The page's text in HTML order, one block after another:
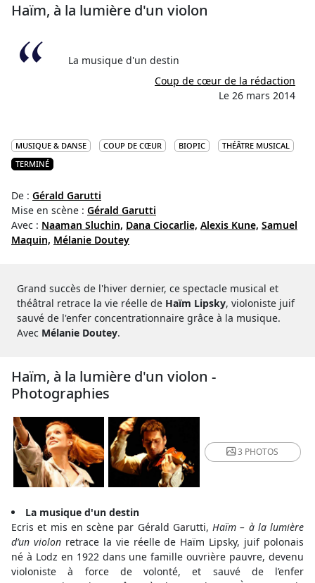
Haïm, à la lumière d'un violon
La musique d'un destin
Coup de cœur de la rédaction
Le 26 mars 2014
MUSIQUE & DANSE COUP DE CŒUR BIOPIC
THÉÂTRE MUSICAL
TERMINÉ
De : Gérald Garutti
Mise en scène : Gérald Garutti
Avec : Naaman Sluchin, Dana Ciocarlie, Alexis Kune, Samuel
Maquin, Mélanie Doutey
Grand succès de l'hiver dernier, ce spectacle musical et
théâtral retrace la vie réelle de Haïm Lipsky, violoniste juif
sauvé de l'enfer concentrationnaire grâce à la musique.
Avec Mélanie Doutey.
Haïm, à la lumière d'un violon -
Photographies
3 PHOTOS
La musique d'un destin
Ecris et mis en scène par Gérald Garutti, Haïm – à la lumière
d’un violonretrace la vie réelle de Haïm Lipsky, juif polonais
né à Lodz en 1922 dans une famille ouvrière pauvre, devenu
violoniste à force de volonté, et sauvé de l’enfer